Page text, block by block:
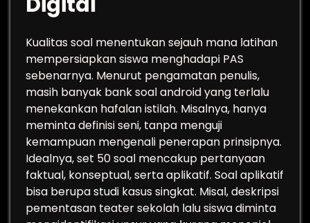
Kualitas soal menentukan sejauh mana latihan
mempersiapkan siswa menghadapi PAS
sebenarnya. Menurut pengamatan penulis,
masih banyak bank soal android yang terlalu
menekankan hafalan istilah. Misalnya, hanya
meminta definisi seni, tanpa menguji
kemampuan mengenali penerapan prinsipnya.
Idealnya, set 50 soal mencakup pertanyaan
faktual, konseptual, serta aplikatif. Soal aplikatif
bisa berupa studi kasus singkat. Misal, deskripsi
pementasan teater sekolah lalu siswa diminta